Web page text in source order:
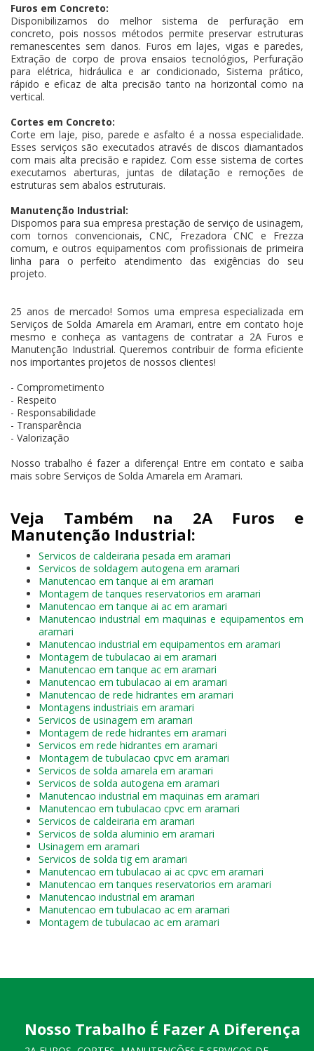
Furos em Concreto:
Disponibilizamos do melhor sistema de perfuração em
concreto, pois nossos métodos permite preservar estruturas
remanescentes sem danos. Furos em lajes, vigas e paredes,
Extração de corpo de prova ensaios tecnológios, Perfuração
para elétrica, hidráulica e ar condicionado, Sistema prático,
rápido e eficaz de alta precisão tanto na horizontal como na
vertical.
Cortes em Concreto:
Corte em laje, piso, parede e asfalto é a nossa especialidade.
Esses serviços são executados através de discos diamantados
com mais alta precisão e rapidez. Com esse sistema de cortes
executamos aberturas, juntas de dilatação e remoções de
estruturas sem abalos estruturais.
Manutenção Industrial:
Dispomos para sua empresa prestação de serviço de usinagem,
com tornos convencionais, CNC, Frezadora CNC e Frezza
comum, e outros equipamentos com profissionais de primeira
linha para o perfeito atendimento das exigências do seu
projeto.
25 anos de mercado! Somos uma empresa especializada em
Serviços de Solda Amarela em Aramari, entre em contato hoje
mesmo e conheça as vantagens de contratar a 2A Furos e
Manutenção Industrial. Queremos contribuir de forma eficiente
nos importantes projetos de nossos clientes!
- Comprometimento
- Respeito
- Responsabilidade
- Transparência
- Valorização
Nosso trabalho é fazer a diferença! Entre em contato e saiba
mais sobre Serviços de Solda Amarela em Aramari.
Veja Também na 2A Furos e
Manutenção Industrial:
Servicos de caldeiraria pesada em aramari
Servicos de soldagem autogena em aramari
Manutencao em tanque ai em aramari
Montagem de tanques reservatorios em aramari
Manutencao em tanque ai ac em aramari
Manutencao industrial em maquinas e equipamentos em
aramari
Manutencao industrial em equipamentos em aramari
Montagem de tubulacao ai em aramari
Manutencao em tanque ac em aramari
Manutencao em tubulacao ai em aramari
Manutencao de rede hidrantes em aramari
Montagens industriais em aramari
Servicos de usinagem em aramari
Montagem de rede hidrantes em aramari
Servicos em rede hidrantes em aramari
Montagem de tubulacao cpvc em aramari
Servicos de solda amarela em aramari
Servicos de solda autogena em aramari
Manutencao industrial em maquinas em aramari
Manutencao em tubulacao cpvc em aramari
Servicos de caldeiraria em aramari
Servicos de solda aluminio em aramari
Usinagem em aramari
Servicos de solda tig em aramari
Manutencao em tubulacao ai ac cpvc em aramari
Manutencao em tanques reservatorios em aramari
Manutencao industrial em aramari
Manutencao em tubulacao ac em aramari
Montagem de tubulacao ac em aramari
Nosso Trabalho É Fazer A Diferença